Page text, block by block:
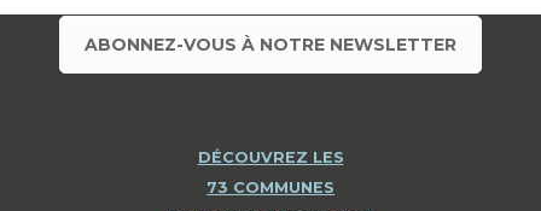
ABONNEZ-VOUS À NOTRE NEWSLETTER
DÉCOUVREZ LES
73 COMMUNES